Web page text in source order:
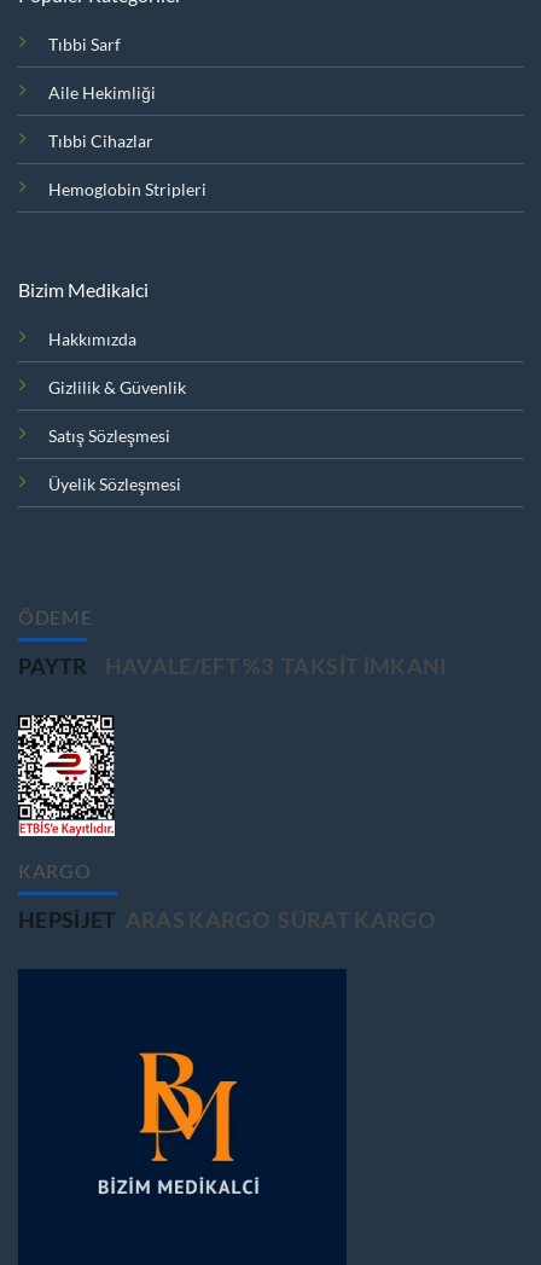
Tıbbi Sarf
Aile Hekimliği
Tıbbi Cihazlar
Hemoglobin Stripleri
Bizim Medikalci
Hakkımızda
Gizlilik & Güvenlik
Satış Sözleşmesi
Üyelik Sözleşmesi
ÖDEME
PAYTR HAVALE/EFT %3 TAKSIT IMKANI
KARGO
HEPSIJET ARAS KARGO SÜRAT KARGO